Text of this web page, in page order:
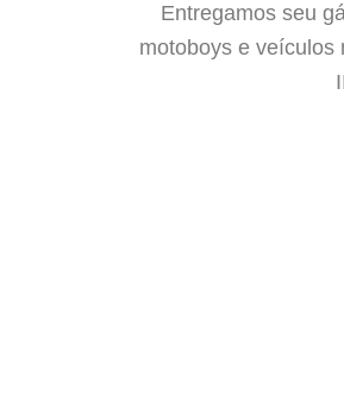
Entregamos seu
motoboys e veículos